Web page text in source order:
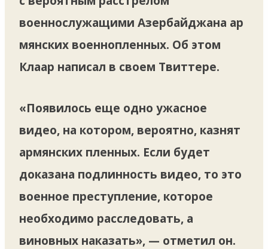
военнослужащими Азербайджана ар
мянских военнопленных. Об этом
Клаар написал в своем Твиттере.
«Появилось еще одно ужасное
видео, на котором, вероятно, казнят
армянских пленных. Если будет
доказана подлинность видео, то это
военное преступление, которое
необходимо расследовать, а
виновных наказать», — отметил он.